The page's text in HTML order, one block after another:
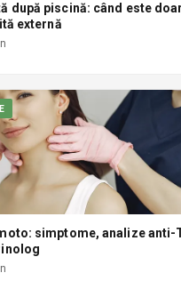
după piscină: când este
externă
simptome, analize anti-